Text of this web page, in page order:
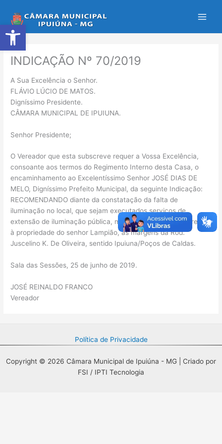
Abrir a barra de ferramentas
para
o
conteúdo
INDICAÇÃO Nº 70/2019
A Sua Excelência o Senhor.
FLÁVIO LÚCIO DE MATOS.
Digníssimo Presidente.
CÂMARA MUNICIPAL DE IPUIUNA.
Senhor Presidente;
O Vereador que esta subscreve requer a Vossa Excelência,
consoante aos termos do Regimento Interno desta Casa, o
encaminhamento ao Excelentíssimo Senhor JOSÉ DIAS DE
MELO, Digníssimo Prefeito Municipal, da seguinte Indicação:
RECOMENDANDO diante da constatação da falta de
iluminação no local, que sejam executados serviços de
extensão de iluminação pública, mais precisamente em frente
à propriedade do senhor Lampião, as margens da Rod.
Juscelino K. De Oliveira, sentido Ipuiuna/Poços de Caldas.
Sala das Sessões, 25 de junho de 2019.
JOSÉ REINALDO FRANCO
Vereador
Política de Privacidade
Copyright © 2026 Câmara Municipal de Ipuiúna - MG | Criado por
FSI / IPTI Tecnologia